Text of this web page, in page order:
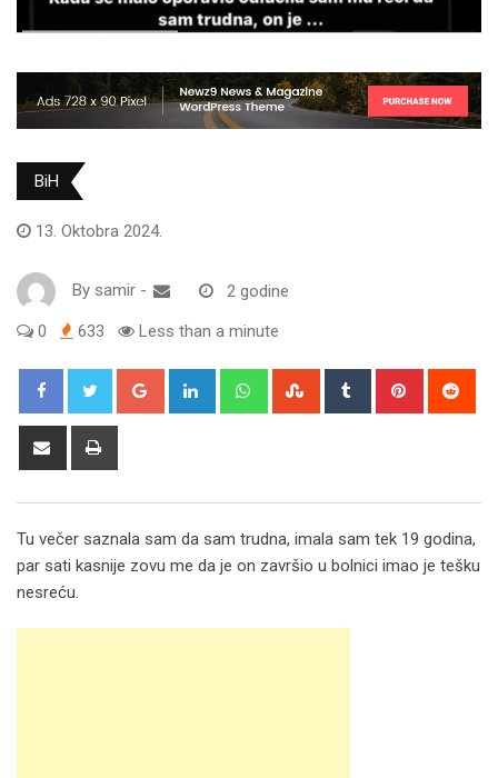
BiH
13. Oktobra 2024.
By samir - 2 godine
0 633 Less than a minute
Google+ LinkedIn WhatsappStumbleUpon
Tumblr Pinterest
Share
Tu večer saznala sam da sam trudna, imala sam tek 19 godina,
par sati kasnije zovu me da je on završio u bolnici imao je tešku
nesreću.